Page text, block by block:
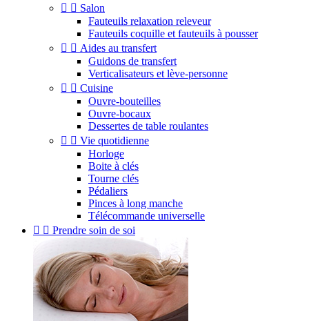
  Salon
Fauteuils relaxation releveur
Fauteuils coquille et fauteuils à pousser
  Aides au transfert
Guidons de transfert
Verticalisateurs et lève-personne
  Cuisine
Ouvre-bouteilles
Ouvre-bocaux
Dessertes de table roulantes
  Vie quotidienne
Horloge
Boite à clés
Tourne clés
Pédaliers
Pinces à long manche
Télécommande universelle
  Prendre soin de soi